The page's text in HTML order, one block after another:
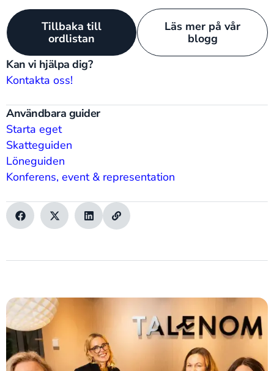
Kan vi hjälpa dig?
Kontakta oss!
Användbara guider
Starta eget
Skatteguiden
Löneguiden
Konferens, event & representation
Tillbaka till
ordlistan
Läs mer på vår
blogg